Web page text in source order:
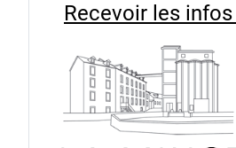
Recevoir les